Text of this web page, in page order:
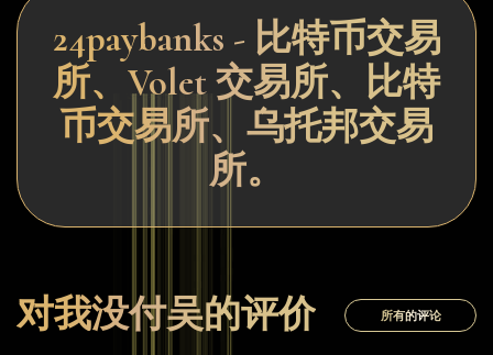
24paybanks - 比特币交易
所、Volet 交易所、比特
币交易所、乌托邦交易
所。
对我没付吴的评价 所有的评论